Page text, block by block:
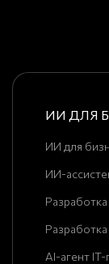
ИИ ДЛЯ
ИИ для
ИИ-
AI-агент